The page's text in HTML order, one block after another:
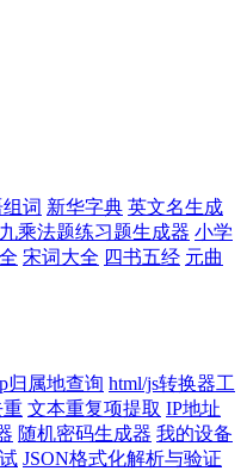
词 新华字典 英文名生成
乘法题练习题生成器 小学
宋词大全 四书五经 元曲
归属地查询 html/js转换器工
重 文本重复项提取 IP地址
随机密码生成器 我的设备
JSON格式化解析与验证